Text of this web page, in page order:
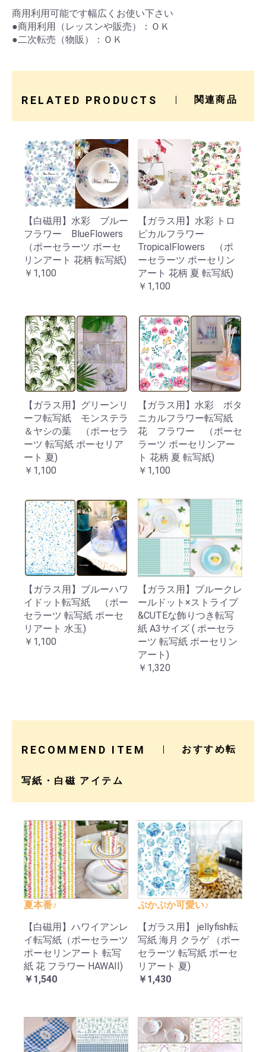
商用利用可能です幅広くお使い下さい
●商用利用（レッスンや販売）：ＯＫ
●二次転売（物販）：ＯＫ
RELATED PRODUCTS 関連商品
【白磁用】水彩 ブルー
フラワー BlueFlowers
（ポーセラーツ ポーセ
リンアート 花柄 転写紙)
￥1,100
【ガラス用】水彩 トロ
ピカルフラワー
TropicalFlowers （ポ
ーセラーツ ポーセリン
アート 花柄 夏 転写紙)
￥1,100
【ガラス用】グリーンリ
ーフ転写紙 モンステラ
＆ヤシの葉 （ポーセラ
ーツ 転写紙 ポーセリア
ート 夏)
￥1,100
【ガラス用】水彩 ボタ
ニカルフラワー転写紙
花 フラワー （ポーセ
ラーツ ポーセリンアー
ト 花柄 夏 転写紙)
￥1,100
【ガラス用】ブルーハワ
イドット転写紙 （ポー
セラーツ 転写紙 ポーセ
リアート 水玉)
￥1,100
【ガラス用】ブルークレ
ールドット×ストライプ
&CUTEな飾りつき転写
紙 A3サイズ ( ポーセラ
ーツ 転写紙 ポーセリン
アート)
￥1,320
RECOMMEND ITEM おすすめ転
写紙・白磁 アイテム
夏本番♪
【白磁用】ハワイアンレ
イ転写紙（ポーセラーツ
ポーセリンアート 転写
紙 花 フラワー HAWAII)
￥1,540
ぷかぷか可愛い♪
【ガラス用】 jellyfish転
写紙 海月 クラゲ （ポー
セラーツ 転写紙 ポーセ
リアート 夏)
￥1,430